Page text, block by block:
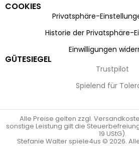
COOKIES
Privatsphäre-
Historie der Privatsphäre-
Einwilligungen
GÜTESIEGEL
Trustpilot
Spielend für
Alle Preise gelten zzgl.
sonstige Leistung gilt die
19 UStG).
Stefanie Walter spiele4us © 2026.